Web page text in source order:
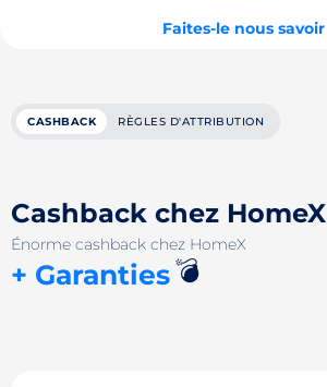
Faites-le nous savoir
CASHBACK RÈGLES D'ATTRIBUTION
Cashback chez HomeX
Énorme cashback chez HomeX
+ Garanties💣